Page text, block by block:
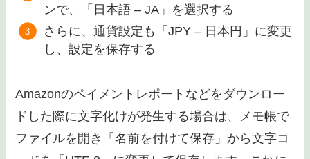
ンで、「日本語 – JA」を選択する
さらに、通貨設定も「JPY – 日本円」に変更
し、設定を保存する
Amazonのペイメントレポートなどをダウンロー
ドした際に文字化けが発生する場合は、メモ帳で
ファイルを開き「名前を付けて保存」から文字コ